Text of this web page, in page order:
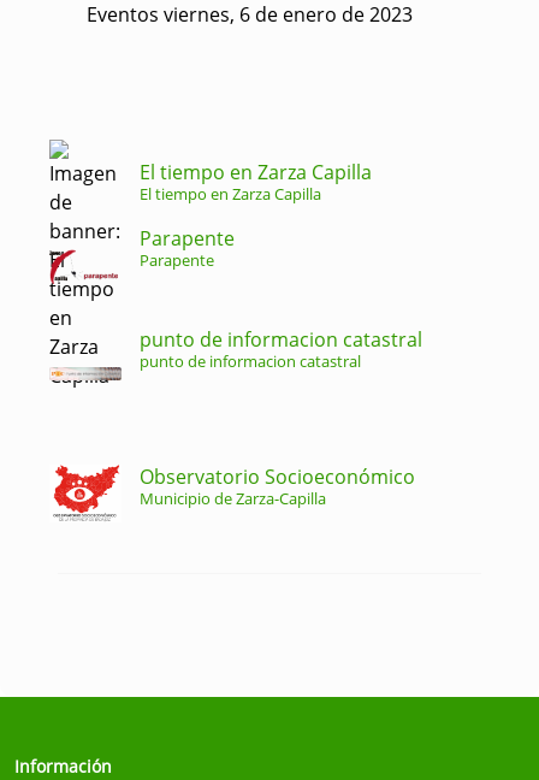
Eventos viernes, 6 de enero de 2023
El tiempo en Zarza Capilla
El tiempo en Zarza Capilla
Parapente
Parapente
punto de informacion catastral
punto de informacion catastral
Observatorio Socioeconómico
Municipio de Zarza-Capilla
Información